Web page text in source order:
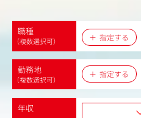
職種
（複数選択可） 指定する
勤務地
（複数選択可）
指定する
年収